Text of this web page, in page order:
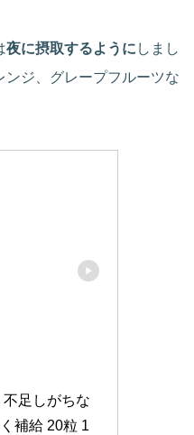
夜に摂取するように しまし
ンジ、グレープフルーツな
不足しがちな
補給 20粒 1